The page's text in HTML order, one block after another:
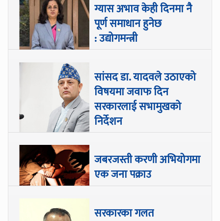
ग्यास अभाव केही दिनमा नै
पूर्ण समाधान हुनेछ
: उद्योगमन्त्री
सांसद डा‍‍. यादवले उठाएको
विषयमा जवाफ दिन
सरकारलाई सभामुखको
निर्देशन
जबरजस्ती करणी अभियोगमा
एक जना पक्राउ
सरकारका गलत